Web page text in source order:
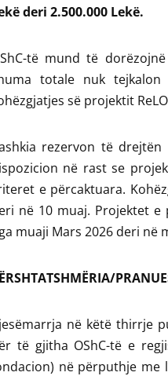
deri 2.500.000 Lekë.
të mund të
totale nuk tejkalon
së projektit
rezervon të
në rast se
e përcaktuara.
në 10 muaj. Projektet
muaji Mars 2026 deri në
në këtë thirrje
të gjitha OShC-të e
në përputhje me